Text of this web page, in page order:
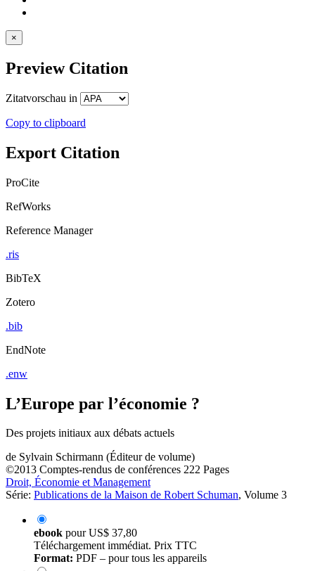
×
Preview Citation
Zitatvorschau in
Copy to clipboard
Export Citation
ProCite
RefWorks
Reference Manager
.ris
BibTeX
Zotero
.bib
EndNote
.enw
L’Europe par l’économie ?
Des projets initiaux aux débats actuels
de Sylvain Schirmann (Éditeur de volume)
©2013 Comptes-rendus de conférences 222 Pages
Droit, Économie et Management
Série: Publications de la Maison de Robert Schuman, Volume 3
ebook pourUS$ 37,80
Téléchargement immédiat. Prix TTC
Format: PDF – pour tous les appareils